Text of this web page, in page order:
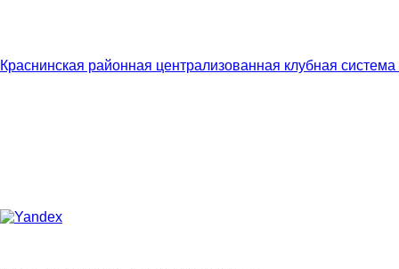
Краснинская районная централизованная клубная